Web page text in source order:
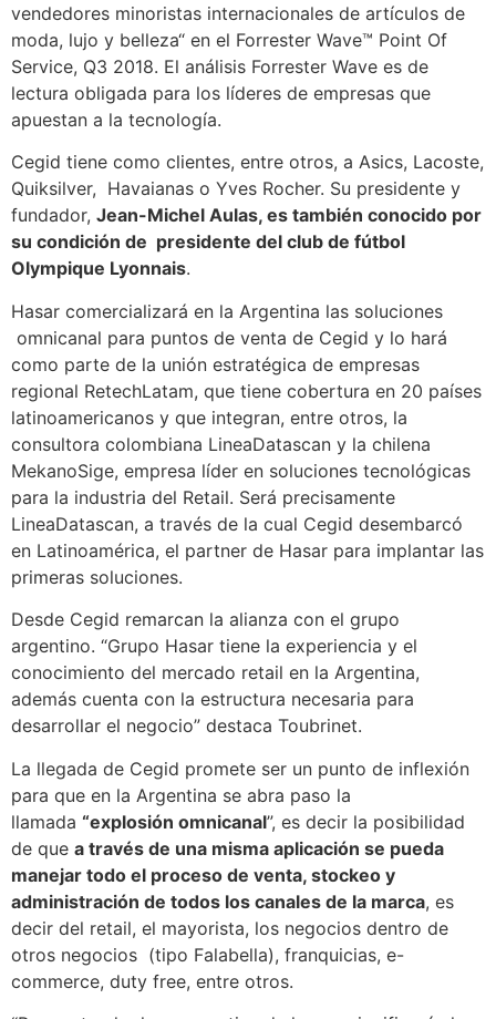
vendedores minoristas internacionales de artículos de
moda, lujo y belleza“ en el Forrester Wave™ Point Of
Service, Q3 2018. El análisis Forrester Wave es de
lectura obligada para los líderes de empresas que
apuestan a la tecnología.
Cegid tiene como clientes, entre otros, a Asics, Lacoste,
Quiksilver, Havaianas o Yves Rocher. Su presidente y
fundador, Jean-Michel Aulas, es también conocido por
su condición de presidente del club de fútbol
Olympique Lyonnais.
Hasar comercializará en la Argentina las soluciones
omnicanal para puntos de venta de Cegid y lo hará
como parte de la unión estratégica de empresas
regional RetechLatam, que tiene cobertura en 20 países
latinoamericanos y que integran, entre otros, la
consultora colombiana LineaDatascan y la chilena
MekanoSige, empresa líder en soluciones tecnológicas
para la industria del Retail. Será precisamente
LineaDatascan, a través de la cual Cegid desembarcó
en Latinoamérica, el partner de Hasar para implantar las
primeras soluciones.
Desde Cegid remarcan la alianza con el grupo
argentino. “Grupo Hasar tiene la experiencia y el
conocimiento del mercado retail en la Argentina,
además cuenta con la estructura necesaria para
desarrollar el negocio” destaca Toubrinet.
La llegada de Cegid promete ser un punto de inflexión
para que en la Argentina se abra paso la
llamada “explosión omnicanal”, es decir la posibilidad
de que a través de una misma aplicación se pueda
manejar todo el proceso de venta, stockeo y
administración de todos los canales de la marca, es
decir del retail, el mayorista, los negocios dentro de
otros negocios (tipo Falabella), franquicias, e-
commerce, duty free, entre otros.